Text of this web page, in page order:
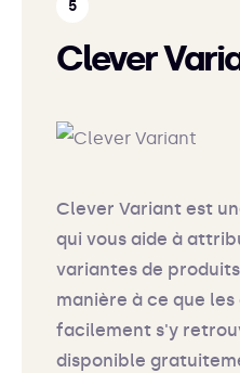
Clever
Clever Variant est
qui vous aide à
variantes de
manière à ce que
facilement s'y
disponible